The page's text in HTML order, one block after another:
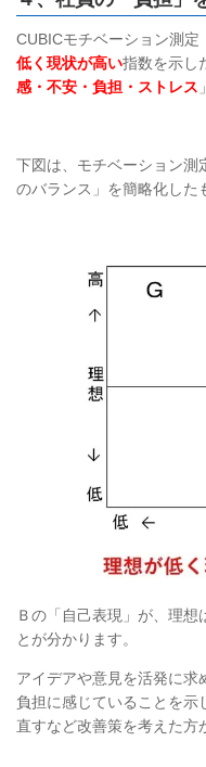
CUBICモチベーション測定
低く現状が高い指数を示し
感・不安・負担・ストレス
下図は、モチベーション測
のバランス」を簡略化した
Ｂの「自己表現」が、理想
とが分かります。
アイデアや意見を活発に求
負担に感じていることを示
直すなど改善策を考えた方